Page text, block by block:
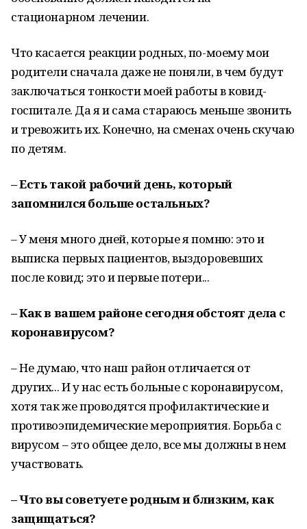
стационарном лечении.
Что касается реакции родных, по-моему мои
родители сначала даже не поняли, в чем будут
заключаться тонкости моей работы в ковид-
госпитале. Да я и сама стараюсь меньше звонить
и тревожить их. Конечно, на сменах очень скучаю
по детям.
– Есть такой рабочий день, который
запомнился больше остальных?
– У меня много дней, которые я помню: это и
выписка первых пациентов, выздоровевших
после ковид; это и первые потери...
– Как в вашем районе сегодня обстоят дела с
коронавирусом?
– Не думаю, что наш район отличается от
других... И у нас есть больные с коронавирусом,
хотя так же проводятся профилактические и
противоэпидемические мероприятия. Борьба с
вирусом – это общее дело, все мы должны в нем
участвовать.
– Что вы советуете родным и близким, как
защищаться?